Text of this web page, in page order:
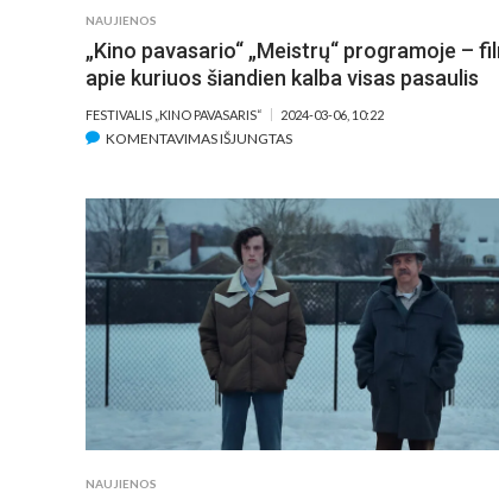
NAUJIENOS
„Kino pavasario“ „Meistrų“ programoje –
apie kuriuos šiandien kalba visas pasaulis
FESTIVALIS „KINO PAVASARIS“ 2024-03-06, 10:22
KOMENTAVIMAS IŠJUNGTASĮRAŠE
„MEISTRŲ“
PROGRAMOJE
–
FILMAI,
APIE
KURIUOS
ŠIANDIEN
KALBA
VISAS
NAUJIENOS